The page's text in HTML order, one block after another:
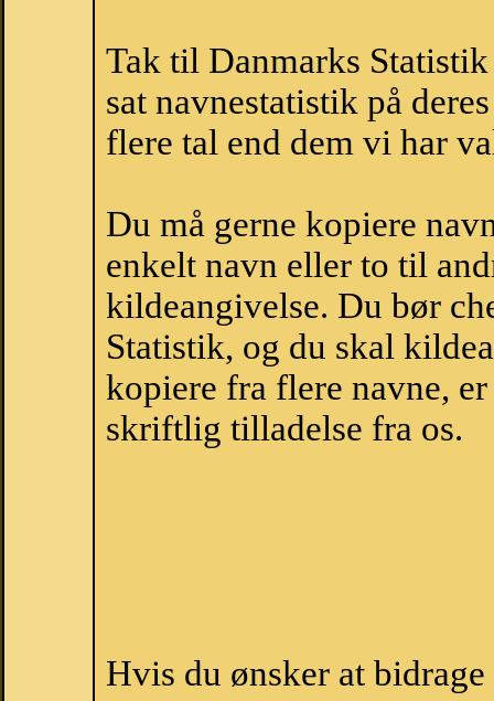
Tak til Danmarks
sat navnestatistik på
flere tal end dem vi har
Du må gerne kopiere
enkelt navn eller to til
kildeangivelse. Du bør
Statistik, og du skal
kopiere fra flere navne,
skriftlig tilladelse fra os.
Hvis du ønsker at